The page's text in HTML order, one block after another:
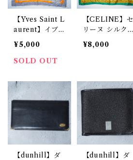
【Yves Saint L
aurent】イブ
サンローラン v
intage シルク
スカーフ
¥5,000
SOLD OUT
【CELINE】セ
リーヌ シルク
スカーフ purpl
e green
¥8,000
【dunhill】ダ
【dunhill】ダ